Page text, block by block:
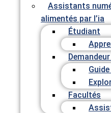
Assistants
alimentés par l’ia
Étudiant
Facultés